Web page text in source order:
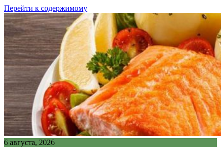
Перейти к содержимому
6 августа, 2026